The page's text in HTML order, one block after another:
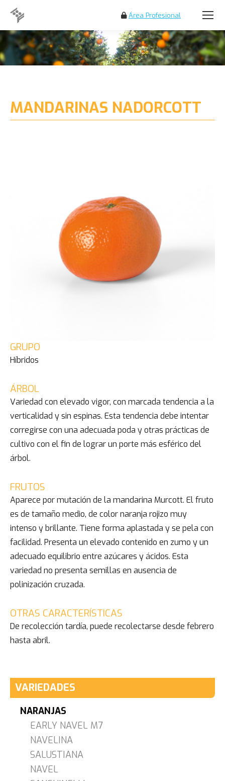
Área Profesional
Buscar:
MANDARINAS NADORCOTT
GRUPO
Híbridos
ÁRBOL
Variedad con elevado vigor, con marcada tendencia a la
verticalidad y sin espinas. Esta tendencia debe intentar
corregirse con una adecuada poda y otras prácticas de
cultivo con el fin de lograr un porte más esférico del
árbol.
FRUTOS
Aparece por mutación de la mandarina Murcott. El fruto
es de tamaño medio, de color naranja rojizo muy
intenso y brillante. Tiene forma aplastada y se pela con
facilidad. Presenta un elevado contenido en zumo y un
adecuado equilibrio entre azúcares y ácidos. Esta
variedad no presenta semillas en ausencia de
polinización cruzada.
OTRAS CARACTERÍSTICAS
De recolección tardía, puede recolectarse desde febrero
hasta abril.
VARIEDADES
NARANJAS
EARLY NAVEL M7
NAVELINA
SALUSTIANA
NAVEL